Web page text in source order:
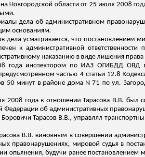
Новгородской области от 25 июля 2008
.
дела об административном
основаниям.
дела усматривается, что постановлением
к административной
наказанию в виде лишения
года инспектором по ИАЗ ОГИБДД
частью 4 статьи 12.8
50 минут в районе дома N 71 по ул.
2008 года в отношении Тарасова В.В. был
Федерации об административных
Тарасов В.В., управлял
В.В. виновным в совершении
правонарушениях, мировой судья в
опьянения, будучи ранее постановлением